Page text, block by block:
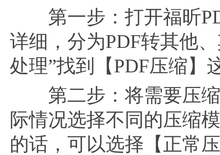
第一步：打开福昕
详细，分为PDF转其他
处理”找到【PDF压缩】
第二步：将需要压缩
际情况选择不同的压缩
的话，可以选择【正常